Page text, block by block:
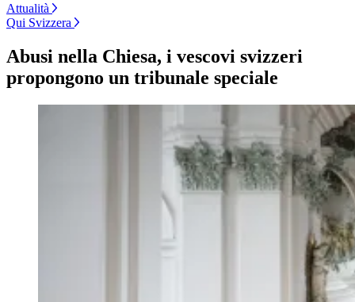
Attualità
Qui Svizzera
Abusi nella Chiesa, i vescovi svizzeri
propongono un tribunale speciale